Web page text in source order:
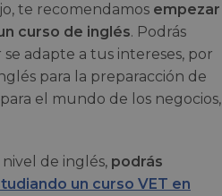
te recomendamos empezar
curso de inglés. Podrás
adapte a tus intereses, por
para la preparacción de
el mundo de los negocios,
de inglés, podrás
un curso VET en